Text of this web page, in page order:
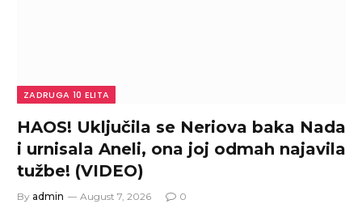
ZADRUGA 10 ELITA
HAOS! Uključila se Neriova baka Nada
i urnisala Aneli, ona joj odmah najavila
tužbe! (VIDEO)
By admin August 7, 2026 0